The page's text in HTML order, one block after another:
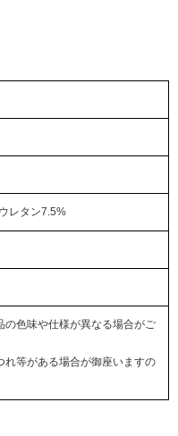
レタン7.5%
の色味や仕様が異なる場合がご
れ等がある場合が御座いますの